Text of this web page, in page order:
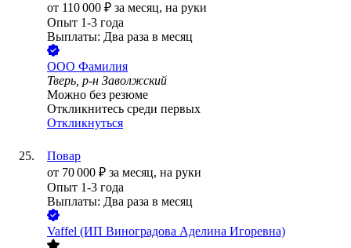
от 110 000 ₽ за месяц, на руки
Опыт 1-3 года
Выплаты: Два раза в месяц
ООО Фамилия
Тверь, р-н Заволжский
Можно без резюме
Откликнитесь среди первых
Откликнуться
Повар
от 70 000 ₽ за месяц, на руки
Опыт 1-3 года
Выплаты: Два раза в месяц
Vaffel (ИП Виноградова Аделина Игоревна)